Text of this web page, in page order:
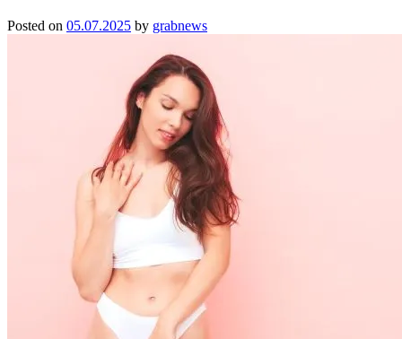
Posted on 05.07.2025 by grabnews